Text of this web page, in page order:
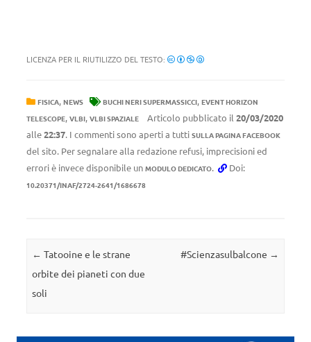
LICENZA PER IL RIUTILIZZO DEL TESTO:
FISICA, NEWS BUCHI NERI SUPERMASSICCI, EVENT HORIZON
TELESCOPE, VLBI, VLBI SPAZIALE Articolo pubblicato il 20/03/2020
alle22:37. I commenti sono aperti a tutti SULLA PAGINA FACEBOOK
del sito. Per segnalare alla redazione refusi, imprecisioni ed
errori è invece disponibile un MODULO DEDICATO. Doi:
10.20371/INAF/2724-2641/1686678
Navigazione articolo
← Tatooine e le strane
orbite dei pianeti con due
soli
#Scienzasulbalcone →